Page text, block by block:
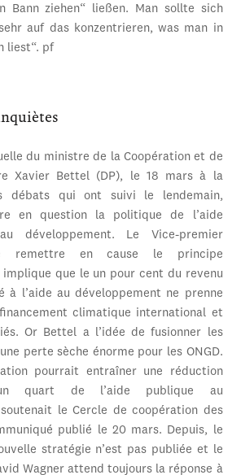
Bann ziehen“ ließen. Man sollte sich
auf das konzentrieren, was man in
liest“. pf
du ministre de la Coopération et de
Xavier Bettel (DP), le 18 mars à la
débats qui ont suivi le lendemain,
en question la politique de l’aide
développement. Le Vice-premier
remettre en cause le principe
que le un pour cent du revenu
à l’aide au développement ne prenne
climatique international et
Or Bettel a l’idée de fusionner les
perte sèche énorme pour les ONGD.
pourrait entraîner une réduction
quart de l’aide publique au
le Cercle de coopération des
publié le 20 mars. Depuis, le
stratégie n’est pas publiée et le
Wagner attend toujours la réponse à